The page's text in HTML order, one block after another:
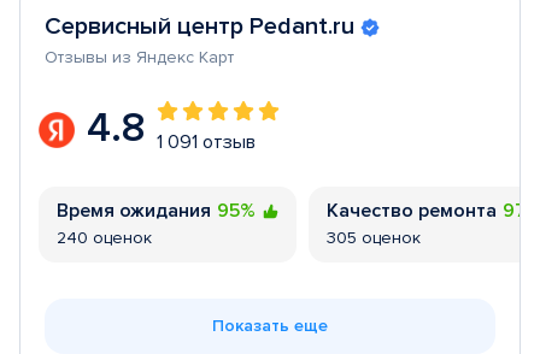
Сервисный центр Pedant.ru
Отзывы из Яндекс Карт
4.8 1 091 отзыв
Время ожидания 95%
240 оценок
Качество ремонта
305 оценок
Показать еще